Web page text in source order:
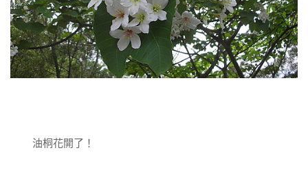
油桐花開了！